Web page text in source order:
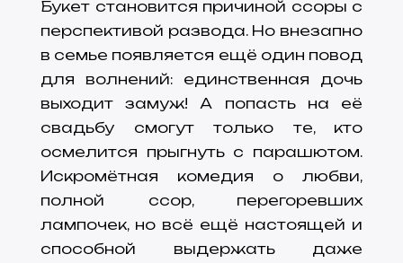
Букет становится причиной ссоры с
перспективой развода. Но внезапно
в семье появляется ещё один повод
для волнений: единственная дочь
выходит замуж! А попасть на её
свадьбу смогут только те, кто
осмелится прыгнуть с парашютом.
Искромётная комедия о любви,
полной ссор, перегоревших
лампочек, но всё ещё настоящей и
способной выдержать даже